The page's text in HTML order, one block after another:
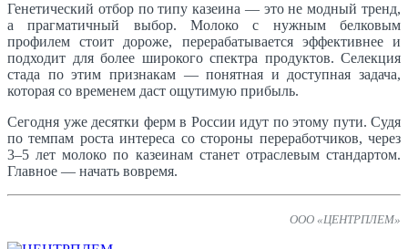
Генетический отбор по типу казеина — это не модный тренд,
а прагматичный выбор. Молоко с нужным белковым
профилем стоит дороже, перерабатывается эффективнее и
подходит для более широкого спектра продуктов. Селекция
стада по этим признакам — понятная и доступная задача,
которая со временем даст ощутимую прибыль.
Сегодня уже десятки ферм в России идут по этому пути. Судя
по темпам роста интереса со стороны переработчиков, через
3–5 лет молоко по казеинам станет отраслевым стандартом.
Главное — начать вовремя.
ООО «ЦЕНТРПЛЕМ»